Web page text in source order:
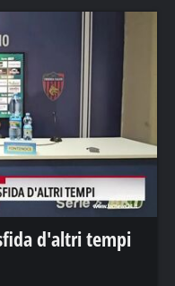
d'altri tempi